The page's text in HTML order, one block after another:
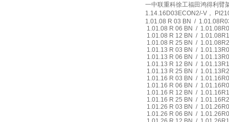
一中联重科徐工福田鸿得利臂
1.14.16D03ECON2/-V，
1.01.08 R 03 BN /
1.01.08 R 06 BN /
1.01.08 R 12 BN /
1.01.08 R 25 BN /
1.01.13 R 03 BN /
1.01.13 R 06 BN /
1.01.13 R 12 BN /
1.01.13 R 25 BN /
1.01.16 R 03 BN /
1.01.16 R 06 BN /
1.01.16 R 12 BN /
1.01.16 R 25 BN /
1.01.26 R 03 BN /
1.01.26 R 06 BN /